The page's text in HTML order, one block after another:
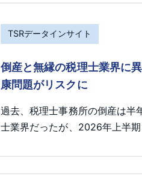
TSRデータインサイト
倒産と無縁の税理士業界に
康問題がリスクに
過去、税理士事務所の倒産は半
士業界だったが、2026年上半